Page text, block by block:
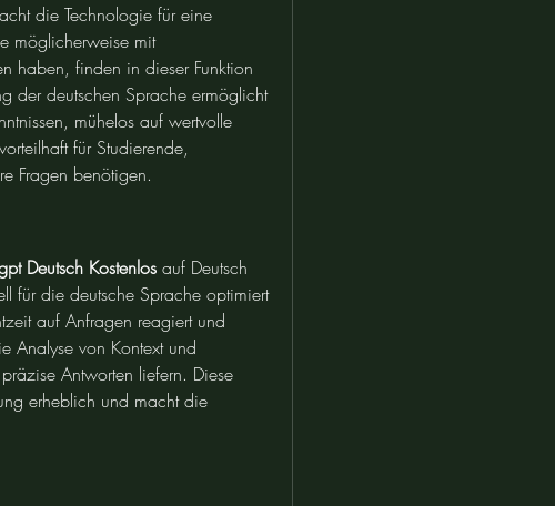
die Technologie für eine
möglicherweise mit
haben, finden in dieser Funktion
der deutschen Sprache ermöglicht
mühelos auf wertvolle
für Studierende,
Fragen benötigen.
Deutsch Kostenlos auf Deutsch
für die deutsche Sprache optimiert
auf Anfragen reagiert und
Analyse von Kontext und
Antworten liefern. Diese
erheblich und macht die